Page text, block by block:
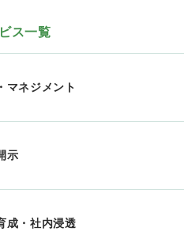
ス一覧
マネジメント
示
成・社内浸透